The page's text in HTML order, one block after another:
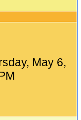
May 6,